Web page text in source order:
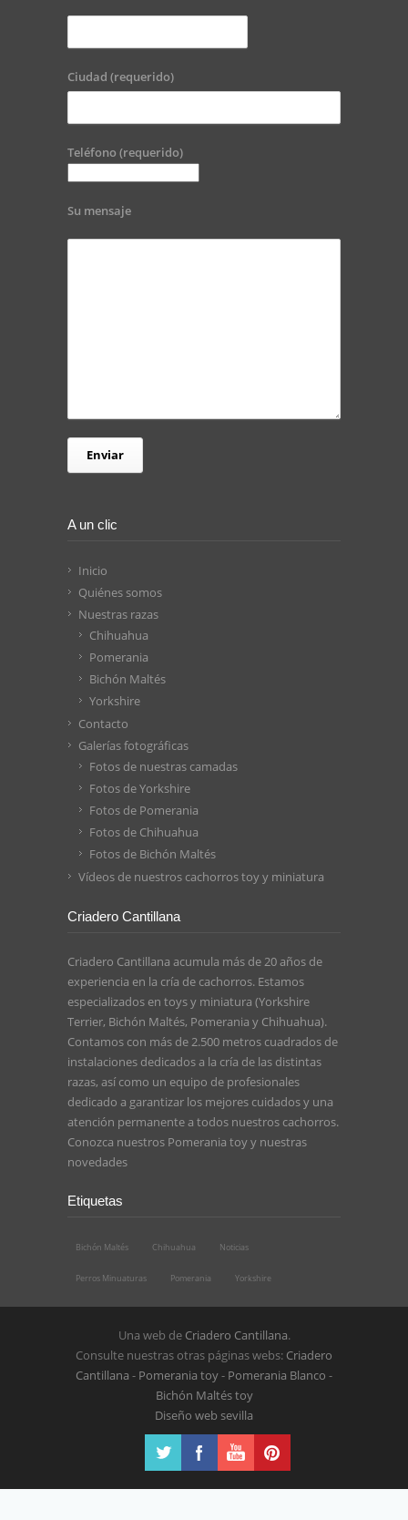
Ciudad (requerido)
Teléfono (requerido)
Su mensaje
A un clic
Inicio
Quiénes somos
Nuestras razas
Chihuahua
Pomerania
Bichón Maltés
Yorkshire
Contacto
Galerías fotográficas
Fotos de nuestras camadas
Fotos de Yorkshire
Fotos de Pomerania
Fotos de Chihuahua
Fotos de Bichón Maltés
Vídeos de nuestros cachorros toy y miniatura
Criadero Cantillana
Criadero Cantillana acumula más de 20 años de
experiencia en la cría de cachorros. Estamos
especializados en toys y miniatura (Yorkshire
Terrier, Bichón Maltés, Pomerania y Chihuahua).
Contamos con más de 2.500 metros cuadrados de
instalaciones dedicados a la cría de las distintas
razas, así como un equipo de profesionales
dedicado a garantizar los mejores cuidados y una
atención permanente a todos nuestros cachorros.
Conozca nuestros Pomerania toyy nuestras
novedades
Etiquetas
Bichón Maltés Chihuahua Noticias
Perros Minuaturas Pomerania Yorkshire
Una web de Criadero Cantillana.
Consulte nuestras otras páginas webs: Criadero
Cantillana - Pomerania toy- Pomerania Blanco -
Bichón Maltés toy
Diseño web sevilla